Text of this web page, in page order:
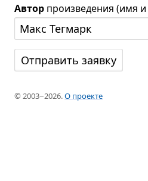
Автор произведения (имя
© 2003−2026.О проекте